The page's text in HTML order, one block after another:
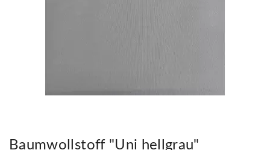
Baumwollstoff "Uni hellgrau"